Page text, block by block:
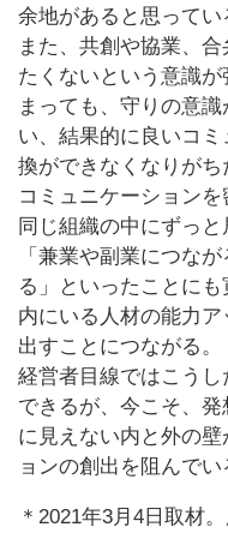
余地があると思ってい
また、共創や協業、
たくないという意識
まっても、守りの意
い、結果的に良いコ
換ができなくなりがち
コミュニケーション
同じ組織の中にずっ
「兼業や副業につな
る」といったことに
内にいる人材の能力
出すことにつながる。
経営者目線ではこう
できるが、今こそ、
に見えない内と外の
ョンの創出を阻んでい
＊2021年3月4日取材